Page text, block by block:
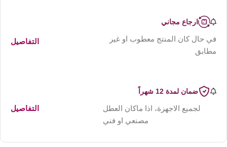
ارجاع مجاني
في حال كان المنتج معطوب او غير
مطابق
التفاصيل
ضمان لمدة 12 شهراً
لجميع الاجهزة، اذا ماكان العطل
مصنعي او فني
التفاصيل